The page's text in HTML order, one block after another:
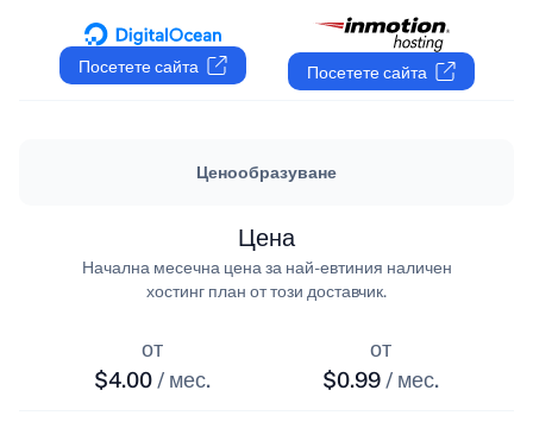
BG
Посетете сайта Посетете сайта
Ценообразуване
от
$4.00 / мес.
Цена
Начална месечна цена за най-евтиния наличен
хостинг план от този доставчик.
от
$0.99 / мес.